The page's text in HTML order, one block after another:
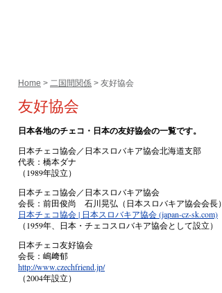
Home > 二国間関係 > 友好協会
友好協会
日本各地のチェコ・日本の友好協会の一覧です。
日本チェコ協会／日本スロバキア協会北海道支部
代表：橋本ダナ
（1989年設立）
日本チェコ協会／日本スロバキア協会
会長：前田俊尚 石川晃弘（日本スロバキア協会会長）
日本チェコ協会 | 日本スロバキア協会 (japan-cz-sk.com)
（1959年、日本・チェコスロバキア協会として設立）
日本チェコ友好協会
会長：嶋﨑郁
http://www.czechfriend.jp/
（2004年設立）